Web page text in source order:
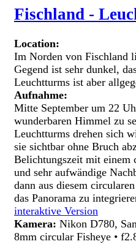
Fischland -
Location:
Im Norden von Fischland
Gegend ist sehr dunkel,
Leuchtturms ist aber
Aufnahme:
Mitte September um 22
wunderbaren Himmel zu
Leuchtturms drehen sich
sie sichtbar ohne Bruch
Belichtungszeit mit einem
und sehr aufwändige
dann aus diesem
das Panorama zu
interaktive Version
Kamera: Nikon D780,
8mm circular Fisheye •